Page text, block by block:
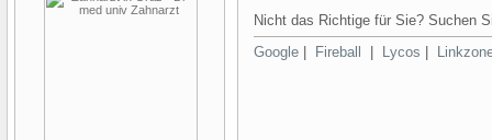
Nicht das Richtige für Sie? Suchen
Google
Fireball Lycos